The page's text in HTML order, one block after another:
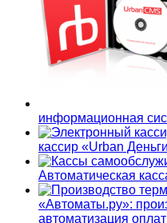
информационная
кассир «Urban
Автоматическая
«Автоматы.ру»:
автоматизация